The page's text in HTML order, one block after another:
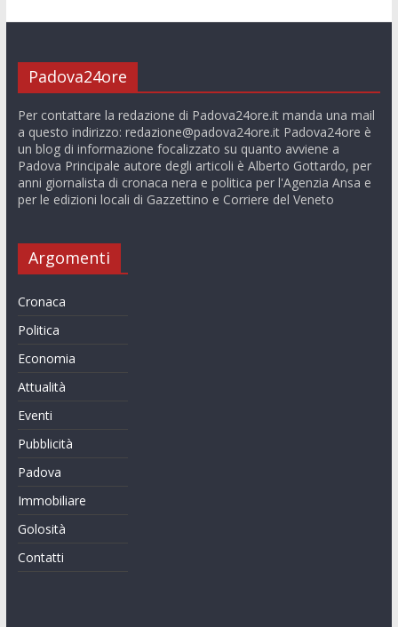
Padova24ore
Per contattare la redazione di Padova24ore.it manda una mail
a questo indirizzo: redazione@padova24ore.itPadova24ore è
un blog di informazione focalizzato su quanto avviene a
Padova Principale autore degli articoli è Alberto Gottardo, per
anni giornalista di cronaca nera e politica per l'Agenzia Ansa e
per le edizioni locali di Gazzettino e Corriere del Veneto
Argomenti
Cronaca
Politica
Economia
Attualità
Eventi
Pubblicità
Padova
Immobiliare
Golosità
Contatti